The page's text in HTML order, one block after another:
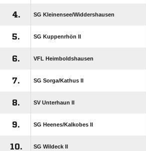
4. SG Kleinensee/​Widdershausen
5. SG Kuppenrhön II
6. VFL Heimboldshausen
7. SG Sorga/​Kathus II
8. SV Unterhaun II
9. SG Heenes/​Kalkobes II
10. SG Wildeck II